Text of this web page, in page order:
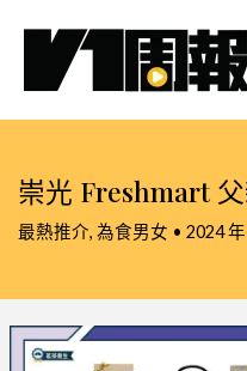
崇光 Freshmart
最熱推介, 為食男女 • 2024 年